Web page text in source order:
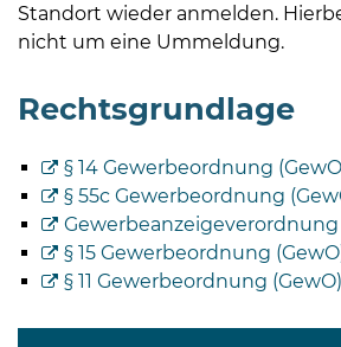
Standort wieder anmelden.
nicht um eine Ummeldung.
Rechtsgrundlage
§ 14 Gewerbeordnung
§ 55c Gewerbeordnung
Gewerbeanzeigeverordnung
§ 15 Gewerbeordnung
§ 11 Gewerbeordnung (GewO)